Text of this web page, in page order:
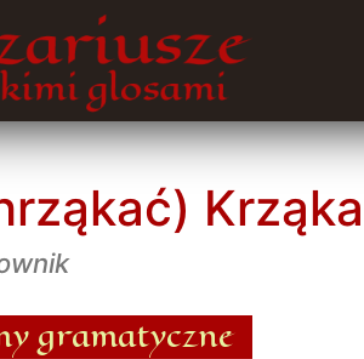
gramatyczne